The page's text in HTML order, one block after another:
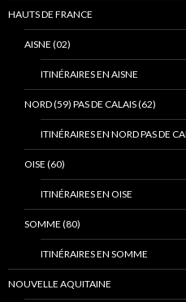
HAUTS DE FRANCE
AISNE (02)
ITINÉRAIRES EN AISNE
NORD (59) PAS DE CALAIS (62)
ITINÉRAIRES EN NORD PAS DE
OISE (60)
ITINÉRAIRES EN OISE
SOMME (80)
ITINÉRAIRES EN SOMME
NOUVELLE AQUITAINE